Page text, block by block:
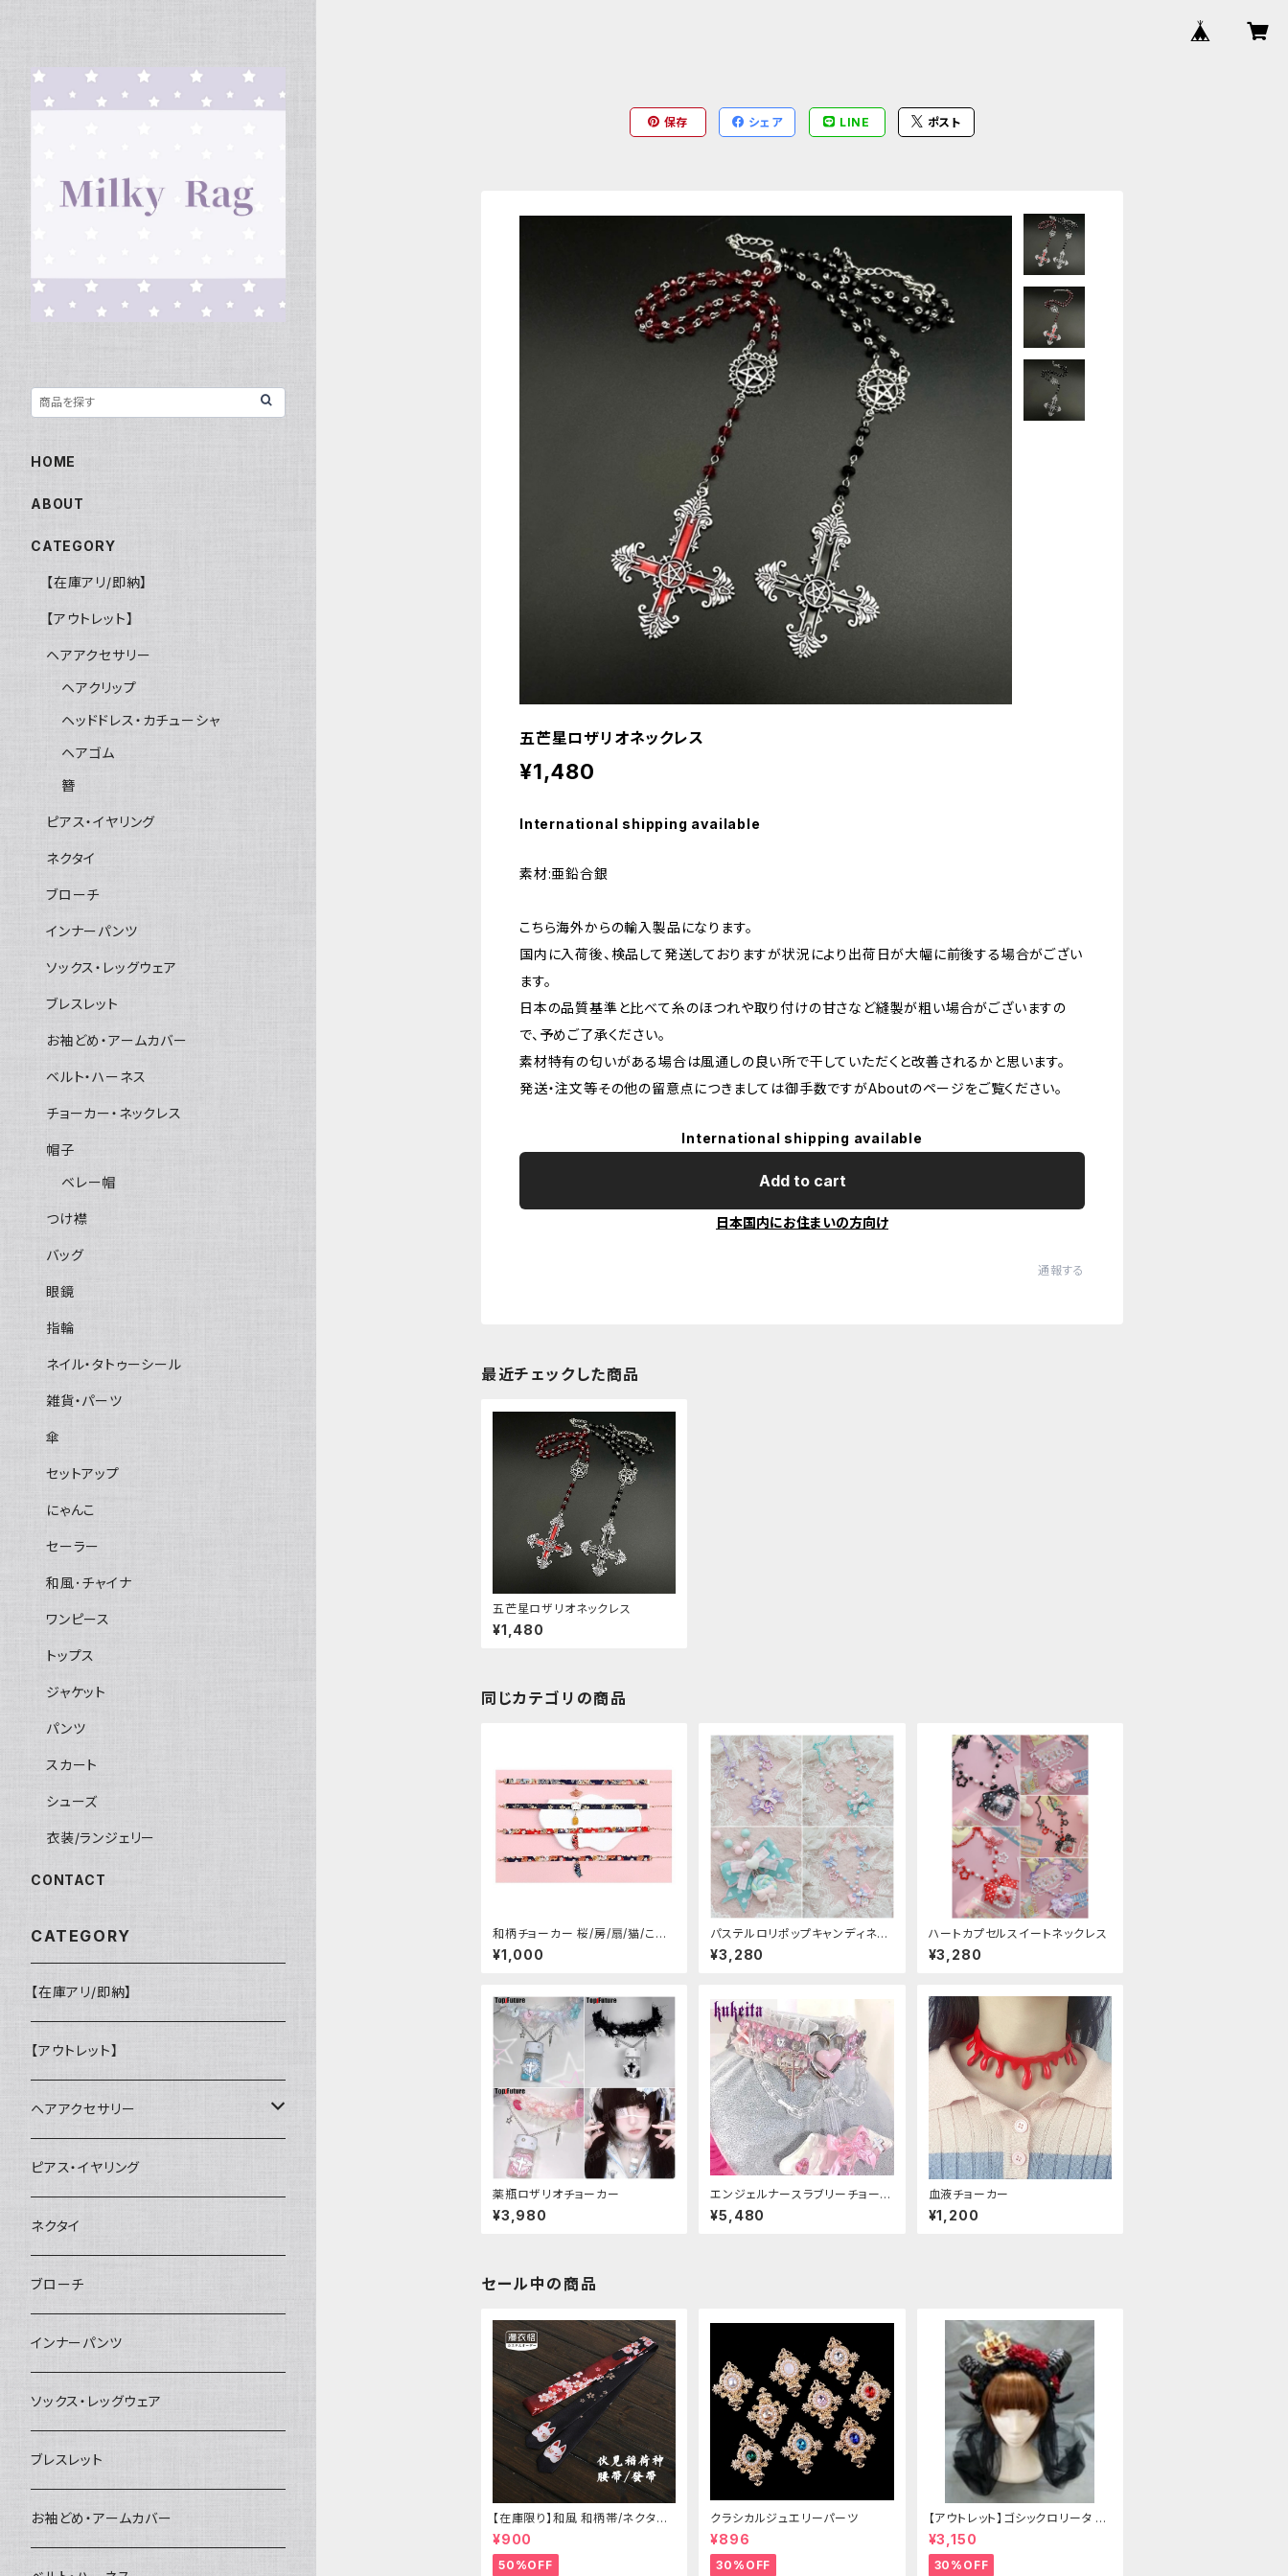
保存 シェア LINE ポスト
五芒星ロザリオネックレス
¥1,480
International shipping available
素材:亜鉛合銀
こちら海外からの輸入製品になります。
国内に入荷後、検品して発送しておりますが状況により出荷日が大幅に前後する場合がござい
ます。
日本の品質基準と比べて糸のほつれや取り付けの甘さなど縫製が粗い場合がございますの
で、予めご了承ください。
素材特有の匂いがある場合は風通しの良い所で干していただくと改善されるかと思います。
発送・注文等その他の留意点につきましては御手数ですがAboutのページをご覧ください。
International shipping available
Add to cart
日本国内にお住まいの方向け
通報する
最近チェックした商品
五芒星ロザリオネックレス
¥1,480
同じカテゴリの商品
和柄チョーカー 桜/房/扇/猫/こい
のぼり
¥1,000
パステルロリポップキャンディネッ
クレス
¥3,280
ハートカプセルスイートネックレス
¥3,280
薬瓶ロザリオチョーカー
¥3,980
エンジェルナースラブリーチョーカ
ー
¥5,480
血液チョーカー
¥1,200
セール中の商品
【在庫限り】和風 和柄帯/ネクタイ/
リボン（狐面/金魚
¥900
50%OFF
クラシカルジュエリーパーツ
¥896
30%OFF
【アウトレット】ゴシックロリータ ゴ
ールドクラウン＆ホーン(ヴェール
付き)
¥3,150
30%OFF
HOME
ABOUT
CATEGORY
【在庫アリ/即納】
【アウトレット】
ヘアアクセサリー
ヘアクリップ
ヘッドドレス・カチューシャ
ヘアゴム
簪
ピアス・イヤリング
ネクタイ
ブローチ
インナーパンツ
ソックス・レッグウェア
ブレスレット
お袖どめ・アームカバー
ベルト・ハーネス
チョーカー・ネックレス
帽子
ベレー帽
つけ襟
バッグ
眼鏡
指輪
ネイル・タトゥーシール
雑貨・パーツ
傘
セットアップ
にゃんこ
セーラー
和風･チャイナ
ワンピース
トップス
ジャケット
パンツ
スカート
シューズ
衣装/ランジェリー
CONTACT
CATEGORY
【在庫アリ/即納】
【アウトレット】
ヘアアクセサリー
ヘアクリップ
ヘッドドレス・カチューシャ
ヘアゴム
簪
ピアス・イヤリング
ネクタイ
ブローチ
インナーパンツ
ソックス・レッグウェア
ブレスレット
お袖どめ・アームカバー